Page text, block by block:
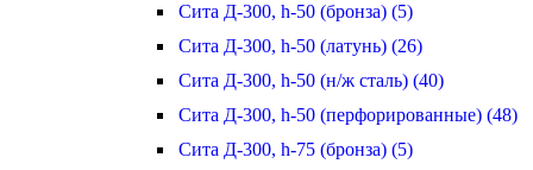
Сита Д-300, h-50 (бронза) (5)
Сита Д-300, h-50 (латунь) (26)
Сита Д-300, h-50 (н/ж сталь) (40)
Сита Д-300, h-50 (перфорированные) (48)
Сита Д-300, h-75 (бронза) (5)